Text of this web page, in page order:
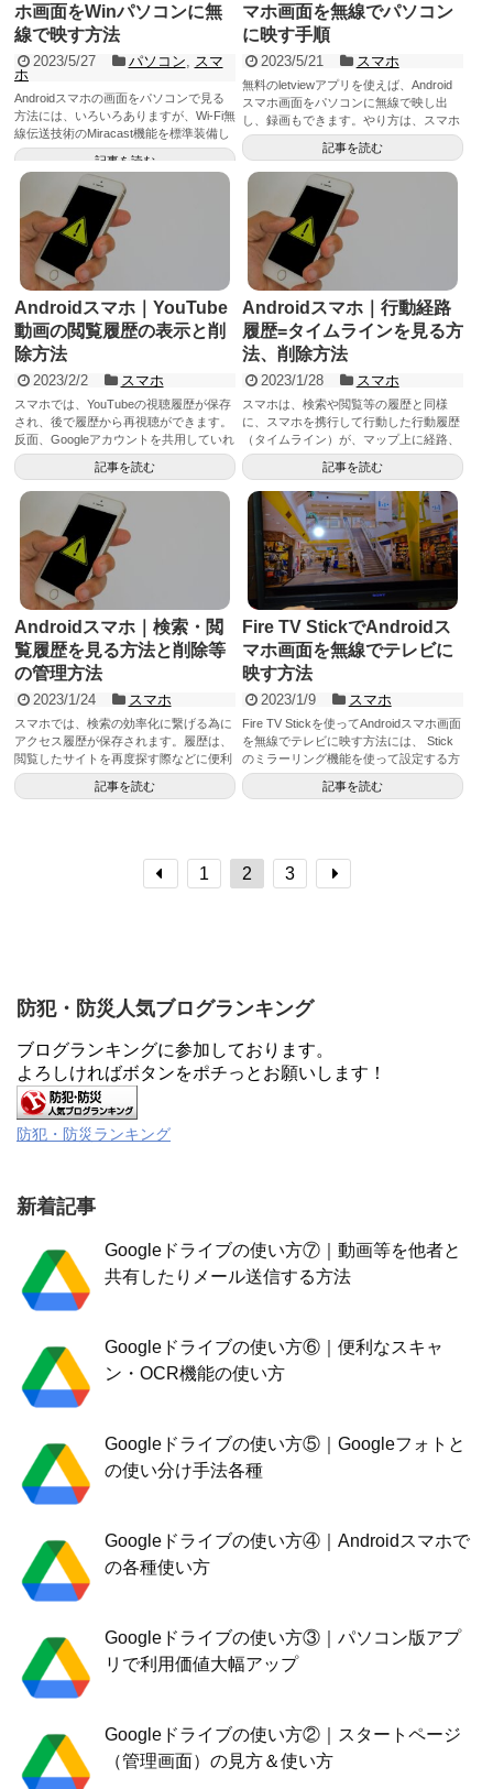
ホ画面をWinパソコンに無
線で映す方法
2023/5/27 パソコン
スマ
ホ
Androidスマホの画面をパソコンで見る
方法には、いろいろありますが、Wi-Fi無
線伝送技術のMiracast機能を標準装備し
たWindowsパソコンであればアプリ等を
らミラーリングできます。
記事を読む
マホ画面を無線でパソコン
に映す手順
2023/5/21 スマホ
無料のletviewアプリを使えば、Android
スマホ画面をパソコンに無線で映し出
し、録画もできます。やり方は、スマホ
とパソコン双方にletviewアプリをインス
トールし同じWi-Fiで接続すれば簡単にミ
ラーリング（投影）できます。
記事を読む
Androidスマホ｜YouTube
動画の閲覧履歴の表示と削
除方法
2023/2/2 スマホ
スマホでは、YouTubeの視聴履歴が保存
され、後で履歴から再視聴ができます。
反面、Googleアカウントを共用していれ
ば、他の人も履歴をみることができるの
で、履歴を見る方法、管理方法を知って
履歴を有効に利用できるようにしたいも
記事を読む
Androidスマホ｜行動経路
履歴=タイムラインを見る方
法、削除方法
2023/1/28 スマホ
スマホは、検索や閲覧等の履歴と同様
に、スマホを携行して行動した行動履歴
（タイムライン）が、マップ上に経路、
訪問先、移動手段などと共に保存され、
後で履歴を確認するのに役立ちます。ま
た、削除などができる為、見方や管理方
法を知れば便利です。
記事を読む
Androidスマホ｜検索・閲
覧履歴を見る方法と削除等
の管理方法
2023/1/24 スマホ
スマホでは、検索の効率化に繋げる為に
アクセス履歴が保存されます。履歴は、
閲覧したサイトを再度探す際などに便利
ですが、他の人に見られる恐れもありま
す。履歴の見方、削除方法等を知ってい
記事を読む
Fire TV StickでAndroidス
マホ画面を無線でテレビに
映す方法
2023/1/9 スマホ
Fire TV Stickを使ってAndroidスマホ画面
を無線でテレビに映す方法には、 Stick
のミラーリング機能を使って設定する方
法がありますが、スマホ機種によっては
できない場合多く複雑のため、キャスト
記事を読む
1 2 3
防犯・防災人気ブログランキング
ブログランキングに参加しております。
よろしければボタンをポチっとお願いします！
防犯・防災ランキング
新着記事
Googleドライブの使い方⑦｜動画等を他者と
共有したりメール送信する方法
Googleドライブの使い方⑥｜便利なスキャ
ン・OCR機能の使い方
Googleドライブの使い方⑤｜Googleフォトと
の使い分け手法各種
Googleドライブの使い方④｜Androidスマホで
の各種使い方
Googleドライブの使い方③｜パソコン版アプ
リで利用価値大幅アップ
Googleドライブの使い方②｜スタートページ
（管理画面）の見方＆使い方